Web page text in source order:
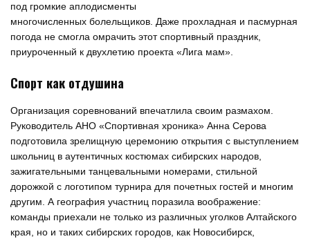
под громкие аплодисменты
многочисленных болельщиков. Даже прохладная и пасмурная
погода не смогла омрачить этот спортивный праздник,
приуроченный к двухлетию проекта «Лига мам».
Спорт как отдушина
Организация соревнований впечатлила своим размахом.
Руководитель АНО «Спортивная хроника» Анна Серова
подготовила зрелищную церемонию открытия с выступлением
школьниц в аутентичных костюмах сибирских народов,
зажигательными танцевальными номерами, стильной
дорожкой с логотипом турнира для почетных гостей и многим
другим. А география участниц поразила воображение:
команды приехали не только из различных уголков Алтайского
края, но и таких сибирских городов, как Новосибирск,